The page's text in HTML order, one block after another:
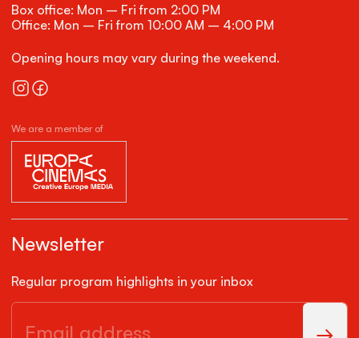
Box office: Mon – Fri from 2:00 PM
Office: Mon – Fri from 10:00 AM – 4:00 PM
Opening hours may vary during the weekend.
We are a member of
Newsletter
Regular program highlights in your inbox